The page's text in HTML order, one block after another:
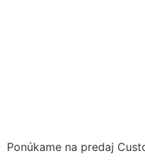
Ponúkame na predaj